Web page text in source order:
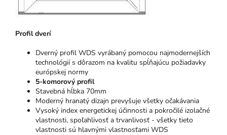
Profil dverí
Dverný profil WDS vyrábaný pomocou najmodernejších
technológií s dôrazom na kvalitu spĺňajúcu požiadavky
európskej normy
5-komorový profil
Stavebná hĺbka 70mm
Moderný hranatý dizajn prevyšuje všetky očakávania
Vysoký index energetickej účinnosti a pokročilé izolačné
vlastnosti, spoľahlivosť a trvanlivosť - všetky tieto
vlastnosti sú hlavnými vlastnosťami WDS